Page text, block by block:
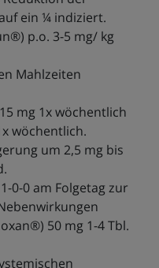
ein ¼ indiziert.
p.o. 3-5 mg/ kg
Mahlzeiten
mg 1x wöchentlich
wöchentlich.
um 2,5 mg bis
0-0 am Folgetag zur
50 mg 1-4 Tbl.